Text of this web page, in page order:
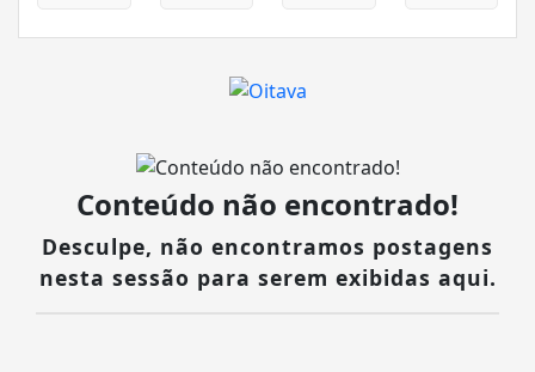
Conteúdo não encontrado!
Desculpe, não encontramos postagens
nesta sessão para serem exibidas aqui.